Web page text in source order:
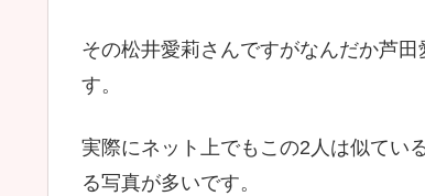
その松井愛莉さんですがなんだか芦
す。
実際にネット上でもこの2人は似てい
る写真が多いです。